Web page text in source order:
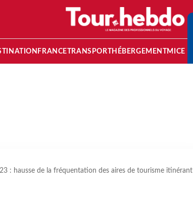
FRANCETRANSPORT HÉBERGEMENTMICE
: hausse de la fréquentation des aires de tourisme itinérant